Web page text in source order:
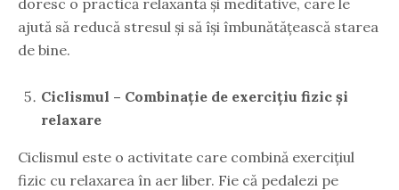
ajută să reducă stresul și să își îmbunătățească starea
de bine.
Ciclismul – Combinație de exercițiu fizic și
relaxare
Ciclismul este o activitate care combină exercițiul
fizic cu relaxarea în aer liber. Fie că pedalezi pe